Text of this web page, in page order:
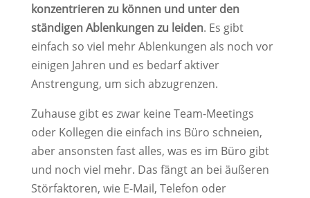
konzentrieren zu können und unter den
ständigen Ablenkungen zu leiden. Es gibt
einfach so viel mehr Ablenkungen als noch vor
einigen Jahren und es bedarf aktiver
Anstrengung, um sich abzugrenzen.
Zuhause gibt es zwar keine Team-Meetings
oder Kollegen die einfach ins Büro schneien,
aber ansonsten fast alles, was es im Büro gibt
und noch viel mehr. Das fängt an bei äußeren
Störfaktoren, wie E-Mail, Telefon oder